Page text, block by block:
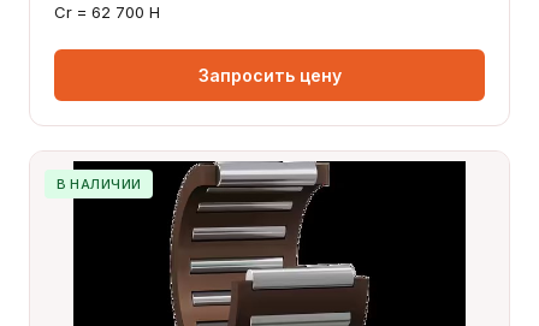
Cr = 62 700 Н
Запросить цену
В НАЛИЧИИ